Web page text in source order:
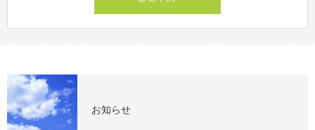
お知らせ